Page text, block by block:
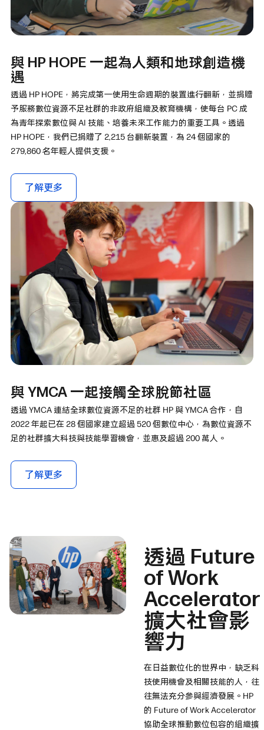
與 HP HOPE 一起為人類和地球創造機
遇
透過 HP HOPE，將完成第一使用生命週期的裝置進行翻新，並捐贈
予服務數位資源不足社群的非政府組織及教育機構，使每台 PC 成
為青年探索數位與 AI 技能、培養未來工作能力的重要工具。透過
HP HOPE，我們已捐贈了 2,215 台翻新裝置，為 24 個國家的
279,860 名年輕人提供支援。
了解更多
與 YMCA 一起接觸全球脫節社區
透過 YMCA 連結全球數位資源不足的社群 HP 與 YMCA 合作，自
2022 年起已在 28 個國家建立超過 520 個數位中心，為數位資源不
足的社群擴大科技與技能學習機會，並惠及超過 200 萬人。
了解更多
透過 Future
of Work
Accelerator
擴大社會影
響力
在日益數位化的世界中，缺乏科
技使用機會及相關技能的人，往
往無法充分參與經濟發展。HP
的 Future of Work Accelerator
協助全球推動數位包容的組織擴